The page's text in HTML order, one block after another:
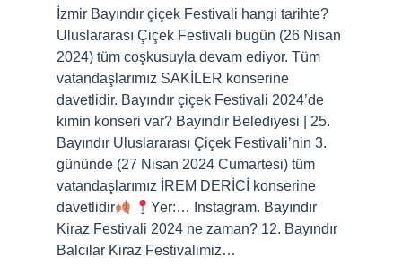
İzmir Bayındır çiçek Festivali hangi tarihte?
Uluslararası Çiçek Festivali bugün (26 Nisan
2024) tüm coşkusuyla devam ediyor. Tüm
vatandaşlarımız SAKİLER konserine
davetlidir. Bayındır çiçek Festivali 2024’de
kimin konseri var? Bayındır Belediyesi | 25.
Bayındır Uluslararası Çiçek Festivali’nin 3.
gününde (27 Nisan 2024 Cumartesi) tüm
vatandaşlarımız İREM DERİCİ konserine
davetlidir
Yer:… Instagram. Bayındır
Kiraz Festivali 2024 ne zaman? 12. Bayındır
Balcılar Kiraz Festivalimiz…